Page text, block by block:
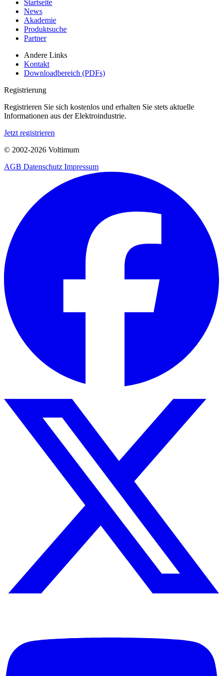
Startseite
News
Akademie
Produktsuche
Partner
Andere Links
Kontakt
Downloadbereich (PDFs)
Registrierung
Registrieren Sie sich kostenlos und erhalten Sie stets aktuelle
Informationen aus der Elektroindustrie.
Jetzt registrieren
© 2002-2026 Voltimum
AGB Datenschutz Impressum